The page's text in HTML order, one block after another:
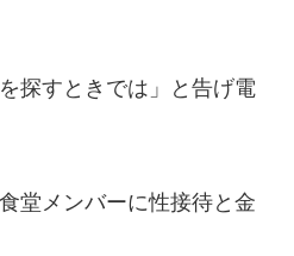
探すときでは」と告げ電
堂メンバーに性接待と金